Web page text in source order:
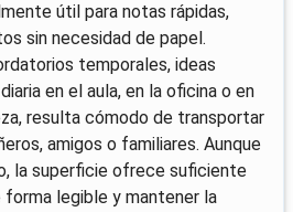
útil para notas rápidas,
sin necesidad de papel.
temporales, ideas
en el aula, en la oficina o en
resulta cómodo de transportar
amigos o familiares. Aunque
la superficie ofrece suficiente
legible y mantener la